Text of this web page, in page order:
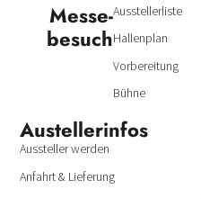
Messe­
besuch
Ausstellerliste
Hallenplan
Vorbereitung
Bühne
Austeller­infos
Aussteller werden
Anfahrt & Lieferung